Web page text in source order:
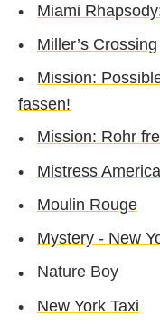
Miami
Miller’s Crossing
Mission:
fassen!
Mission: Rohr
Mistress America
Moulin Rouge
Mystery - New
Nature Boy
New York Taxi